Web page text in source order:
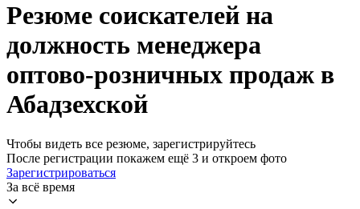
Резюме соискателей на
должность менеджера
оптово-розничных продаж в
Абадзехской
Чтобы видеть все резюме, зарегистрируйтесь
После регистрации покажем ещё 3 и откроем фото
Зарегистрироваться
За всё время